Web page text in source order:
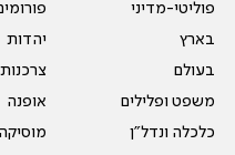
פוליטי-מדיני
בארץ
בעולם
משפט ופלילים
כלכלה ונדל"ן
יהדות
צרכנות
אופנה
מוסיקה